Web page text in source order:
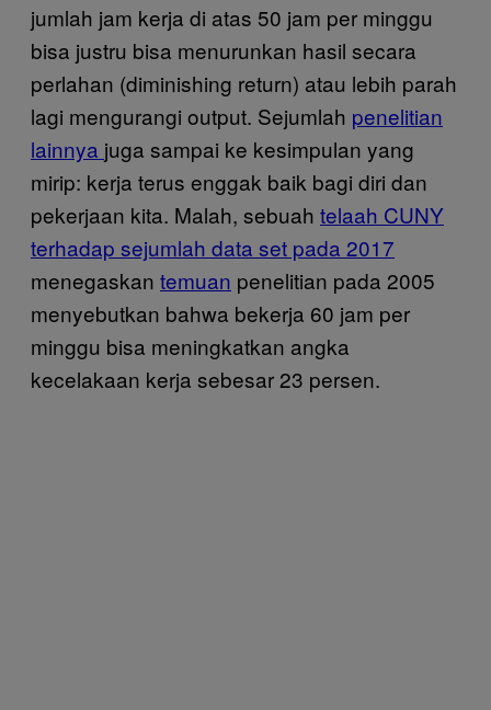
jumlah jam kerja di atas 50 jam per minggu
bisa justru bisa menurunkan hasil secara
perlahan (diminishing return) atau lebih parah
lagi mengurangi output. Sejumlah penelitian
lainnya juga sampai ke kesimpulan yang
mirip: kerja terus enggak baik bagi diri dan
pekerjaan kita. Malah, sebuah telaah CUNY
terhadap sejumlah data set pada 2017
menegaskan temuan penelitian pada 2005
menyebutkan bahwa bekerja 60 jam per
minggu bisa meningkatkan angka
kecelakaan kerja sebesar 23 persen.